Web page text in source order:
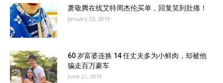
萧敬腾在线艾特周杰伦买单，回复笑到肚痛！
January 23, 2019
60 岁富婆连换 14 任丈夫多为小鲜肉，却被他
骗走百万豪车
June 21, 2019